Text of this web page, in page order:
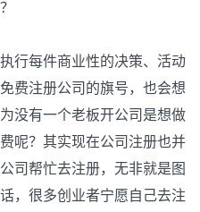
每件商业性的决策、活动
费注册公司的旗号，也会想
没有一个老板开公司是想做
呢？其实现在公司注册也并
司帮忙去注册，无非就是图
，很多创业者宁愿自己去注